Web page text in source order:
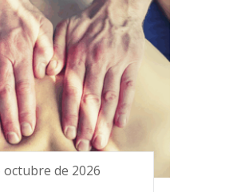
octubre de 2026